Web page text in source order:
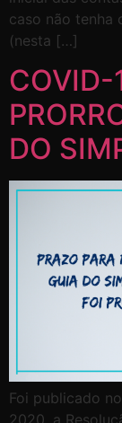
caso não tenha
(nesta […]
COVID-
DO
Foi publicado
2020, a